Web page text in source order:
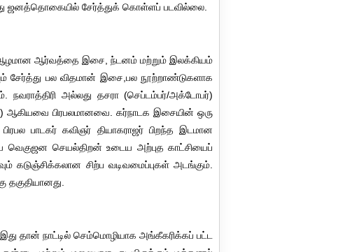
ஜனத்தொகையில் சேர்த்துக் கொள்ளப் படவில்லை.
ஆழமான ஆர்வத்தை இசை, ந்டனம் மற்றும் இலக்கியம்
சேர்த்து பல விதமான் இசை,பல நூற்றாண்டுகளாக
நவராத்திரி அல்லது தசரா (செப்டம்பர்/அக்டோபர்)
ஆகியவை பிரபலமானவை. கர்நாடக இசையின் ஒரு
பாடகர் கவிஞர் தியாகராஜர் பிறந்த இடமான
வெகுஜன செயல்திறன் உடைய அற்புத காட்சியைப்
கடுஞ்சிக்கலான சிற்ப வடிவமைப்புகள் அடங்கும்.
தகுதியானது.
தான் நாட்டில் செம்மொழியாக அங்கீகரிக்கப் பட்ட